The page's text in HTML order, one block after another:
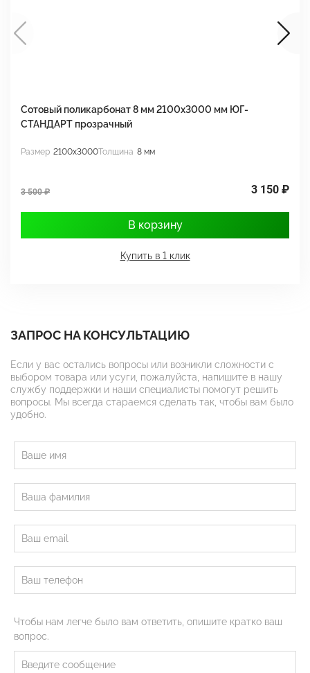
Сотовый поликарбонат 8 мм 2100х3000 мм ЮГ-
СТАНДАРТ прозрачный
Размер 2100x3000Толщина 8 мм
3 500 ₽ 3 150 ₽
В корзину
Купить в 1 клик
ЗАПРОС НА КОНСУЛЬТАЦИЮ
Если у вас остались вопросы или возникли сложности с
выбором товара или усуги, пожалуйста, напишите в нашу
службу поддержки и наши специалисты помогут решить
вопросы. Мы всегда стараемся сделать так, чтобы вам было
удобно.
Чтобы нам легче было вам ответить, опишите кратко ваш
вопрос.